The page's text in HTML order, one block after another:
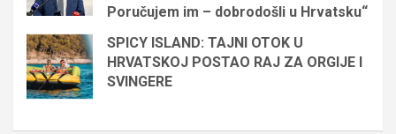
Poručujem im – dobrodošli u Hrvatsku“
SPICY ISLAND: TAJNI OTOK U
HRVATSKOJ POSTAO RAJ ZA ORGIJE I
SVINGERE